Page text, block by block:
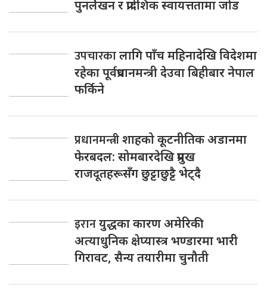
पुनर्लेखन र प्रादेशिक स्वायत्ततामा जोड
उपचारकालागि पाँच महिनादेखि विदेशमा
रहेका पूर्वप्रधानमन्त्री देउवा बिहीबार नेपाल
फर्किने
प्रधानमन्त्रीशाहको कूटनीतिक अडानमा
फेरबदल: सोमबारदेखि प्रमुख
राजदूतहरूसँग छुट्टाछुट्टै भेट्दै
इरानयुद्धका कारण अमेरिकी
अत्याधुनिक क्षेप्यास्त्र भण्डारमा भारी
गिरावट, सैन्य तयारीमा चुनौती